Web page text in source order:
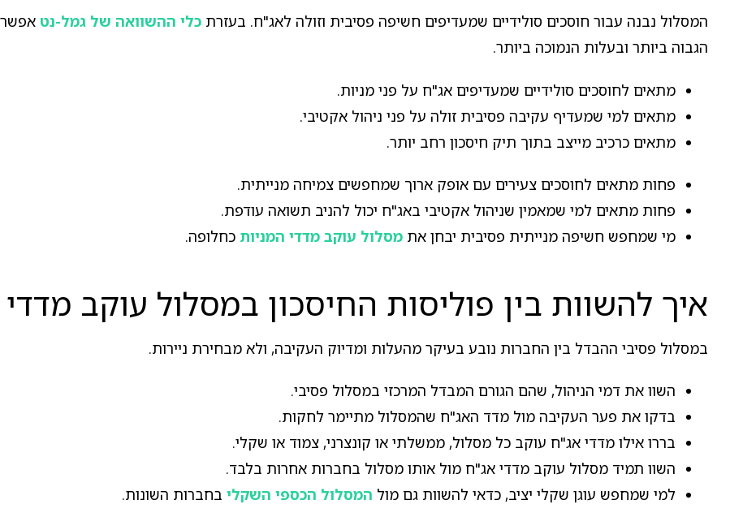
המסלול נבנה עבור חוסכים סולידיים שמעדיפים חשיפה פסיבית וזולה לאג"ח. בעזרת כלי ההשוואה של גמל-נט אפשר
הגבוה ביותר ובעלות הנמוכה ביותר.
מתאים לחוסכים סולידיים שמעדיפים אג"ח על פני מניות.
מתאים למי שמעדיף עקיבה פסיבית זולה על פני ניהול אקטיבי.
מתאים כרכיב מייצב בתוך תיק חיסכון רחב יותר.
פחות מתאים לחוסכים צעירים עם אופק ארוך שמחפשים צמיחה מנייתית.
פחות מתאים למי שמאמין שניהול אקטיבי באג"ח יכול להניב תשואה עודפת.
מי שמחפש חשיפה מנייתית פסיבית יבחן את מסלול עוקב מדדי המניות כחלופה.
איך להשוות בין פוליסות החיסכון במסלול עוקב
במסלול פסיבי ההבדל בין החברות נובע בעיקר מהעלות ומדיוק העקיבה, ולא מבחירת ניירות.
השוו את דמי הניהול, שהם הגורם המבדל המרכזי במסלול פסיבי.
בדקו את פער העקיבה מול מדד האג"ח שהמסלול מתיימר לחקות.
בררו אילו מדדי אג"ח עוקב כל מסלול, ממשלתי או קונצרני, צמוד או שקלי.
השוו תמיד מסלול עוקב מדדי אג"ח מול אותו מסלול בחברות אחרות בלבד.
למי שמחפש עוגן שקלי יציב, כדאי להשוות גם מול המסלול הכספי השקליבחברות השונות.